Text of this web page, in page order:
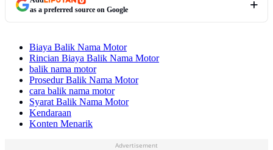
as a preferred source on Google
Biaya Balik Nama Motor
Rincian Biaya Balik Nama Motor
balik nama motor
Prosedur Balik Nama Motor
cara balik nama motor
Syarat Balik Nama Motor
Kendaraan
Konten Menarik
Advertisement